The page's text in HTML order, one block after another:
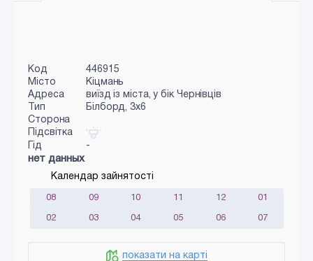
Код
446915
Місто
Кіцмань
Адреса
виїзд із міста, у бік Чернівців
Тип
Білборд, 3x6
Сторона
Підсвітка
Гід
-
нет данных
Календар зайнятості
08 09 10 11 12 01
02 03 04 05 06 07
показати на карті